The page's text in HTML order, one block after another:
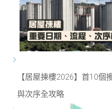
【居屋揀樓2026】首10個
與次序全攻略